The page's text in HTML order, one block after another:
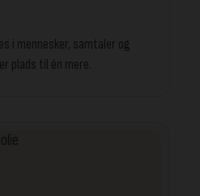
i mennesker, samtaler og
plads til én mere.